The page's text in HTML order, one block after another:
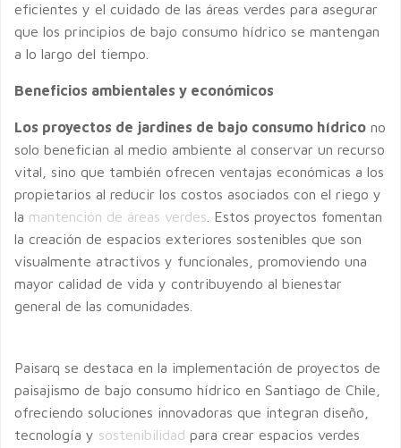
eficientes y el cuidado de las áreas verdes para asegurar
que los principios de bajo consumo hídrico se mantengan
a lo largo del tiempo.
Beneficios ambientales y económicos
Los proyectos de jardines de bajo consumo hídrico no
solo benefician al medio ambiente al conservar un recurso
vital, sino que también ofrecen ventajas económicas a los
propietarios al reducir los costos asociados con el riego y
la mantención de áreas verdes . Estos proyectos fomentan
la creación de espacios exteriores sostenibles que son
visualmente atractivos y funcionales, promoviendo una
mayor calidad de vida y contribuyendo al bienestar
general de las comunidades.
Paisarq se destaca en la implementación de proyectos de
paisajismo de bajo consumo hídrico en Santiago de Chile,
ofreciendo soluciones innovadoras que integran diseño,
tecnología y sostenibilidad para crear espacios verdes